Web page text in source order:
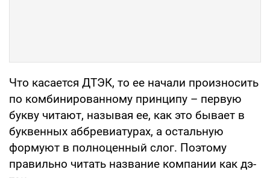
Что касается ДТЭК, то ее начали произносить
по комбинированному принципу – первую
букву читают, называя ее, как это бывает в
буквенных аббревиатурах, а остальную
формуют в полноценный слог. Поэтому
правильно читать название компании как дэ-